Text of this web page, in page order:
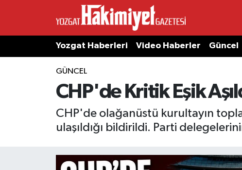
Yozgat Haberleri Video Haberler Güncel
GÜNCEL
CHP'de Kritik Eşik
CHP'de olağanüstü kurultayın
ulaşıldığı bildirildi. Parti